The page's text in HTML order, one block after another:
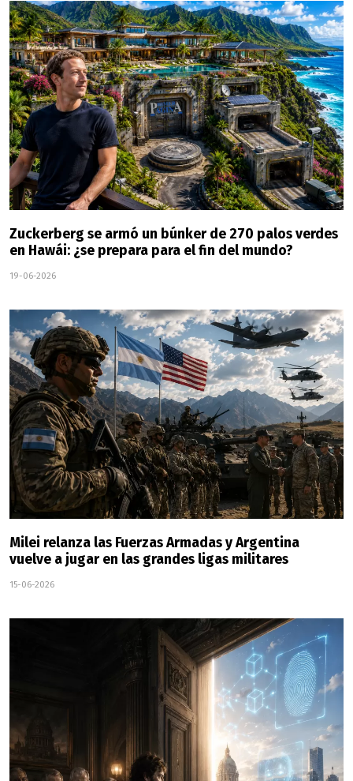
Zuckerberg se armó un búnker de 270 palos verdes
en Hawái: ¿se prepara para el fin del mundo?
19-06-2026
Milei relanza las Fuerzas Armadas y Argentina
vuelve a jugar en las grandes ligas militares
15-06-2026